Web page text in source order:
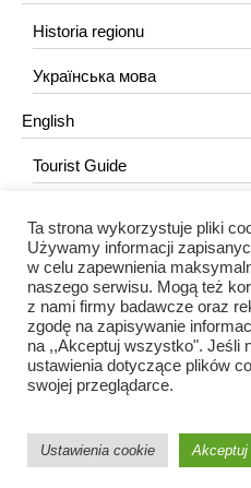
Historia regionu
Українська мова
English
Tourist Guide
KONTAKT
redakcja@portalkujawski.pl
Redakcja
Ta strona wykorzystuje pliki
Używamy informacji
w celu zapewnienia
naszego serwisu. Mogą też
z nami firmy badawcze oraz
zgodę na zapisywanie
na ,,Akceptuj wszystko". Jeśli
ustawienia dotyczące plików
swojej przeglądarce.
Ustawienia cookie